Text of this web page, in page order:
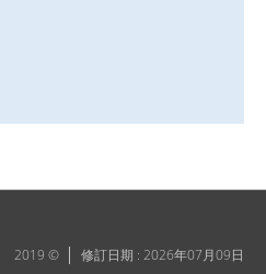
2019 © 修訂日期 : 2026年07月09日